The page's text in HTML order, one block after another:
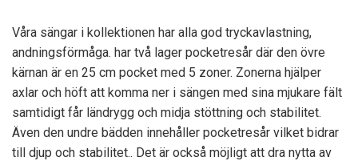
Våra sängar i kollektionen har alla god tryckavlastning,
andningsförmåga. har två lager pocketresår där den övre
kärnan är en 25 cm pocket med 5 zoner. Zonerna hjälper
axlar och höft att komma ner i sängen med sina mjukare fält
samtidigt får ländrygg och midja stöttning och stabilitet.
Även den undre bädden innehåller pocketresår vilket bidrar
till djup och stabilitet.. Det är också möjligt att dra nytta av